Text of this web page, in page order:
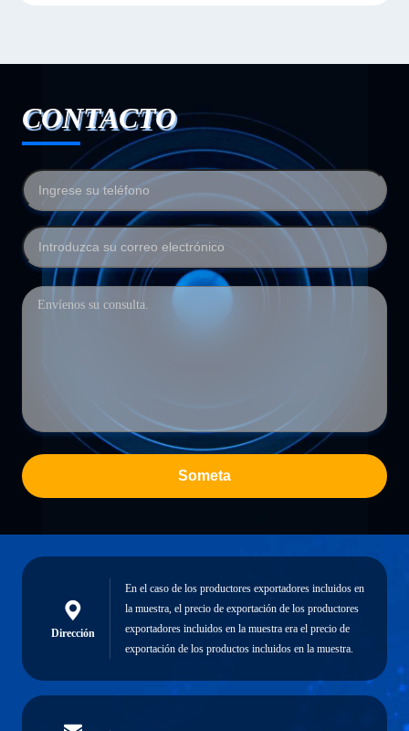
CONTACTO
Someta
Dirección
En el caso de los productores exportadores incluidos en
la muestra, el precio de exportación de los productores
exportadores incluidos en la muestra era el precio de
exportación de los productos incluidos en la muestra.